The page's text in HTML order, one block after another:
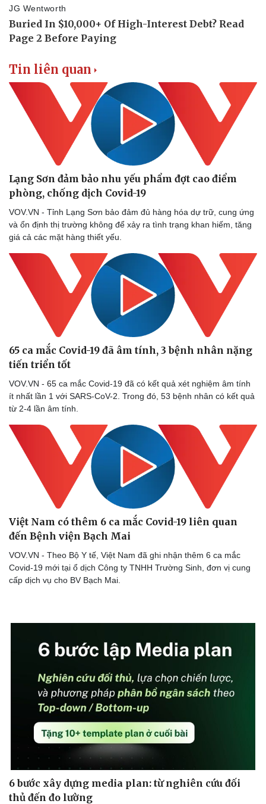
Lịch thi đấu bóng đá
Thế giới thể thao
eSports
Hậu trường
Ô tô - Xe máy
Xe máy
Tư vấn
Tin liên quan
Lạng Sơn đảm bảo nhu yếu phẩm đợt cao điểm
phòng, chống dịch Covid-19
VOV.VN - Tỉnh Lạng Sơn bảo đảm đủ hàng hóa dự trữ, cung ứng
và ổn định thị trường không để xảy ra tình trạng khan hiếm, tăng
giá cả các mặt hàng thiết yếu.
65 ca mắc Covid-19 đã âm tính, 3 bệnh nhân nặng
tiến triển tốt
VOV.VN - 65 ca mắc Covid-19 đã có kết quả xét nghiệm âm tính
ít nhất lần 1 với SARS-CoV-2. Trong đó, 53 bệnh nhân có kết quả
từ 2-4 lần âm tính.
Việt Nam có thêm 6 ca mắc Covid-19 liên quan
đến Bệnh viện Bạch Mai
VOV.VN - Theo Bộ Y tế, Việt Nam đã ghi nhận thêm 6 ca mắc
Covid-19 mới tại ổ dịch Công ty TNHH Trường Sinh, đơn vị cung
cấp dịch vụ cho BV Bạch Mai.
6 bước xây dựng media plan: từ nghiên cứu đối
thủ đến đo lường